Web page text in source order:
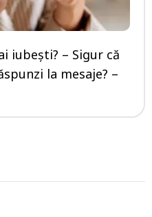
iubești? – Sigur că
la mesaje? –